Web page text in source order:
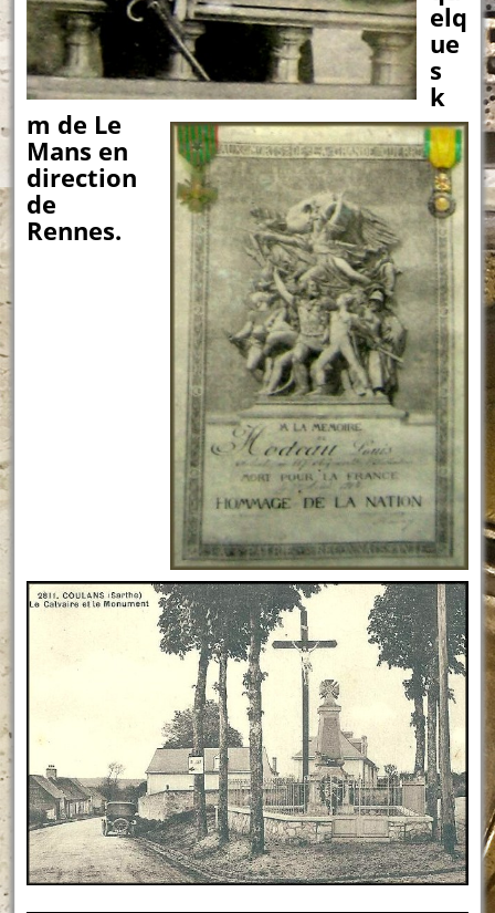
elq
ue
s
k
m de Le
Mans en
direction
de
Rennes.